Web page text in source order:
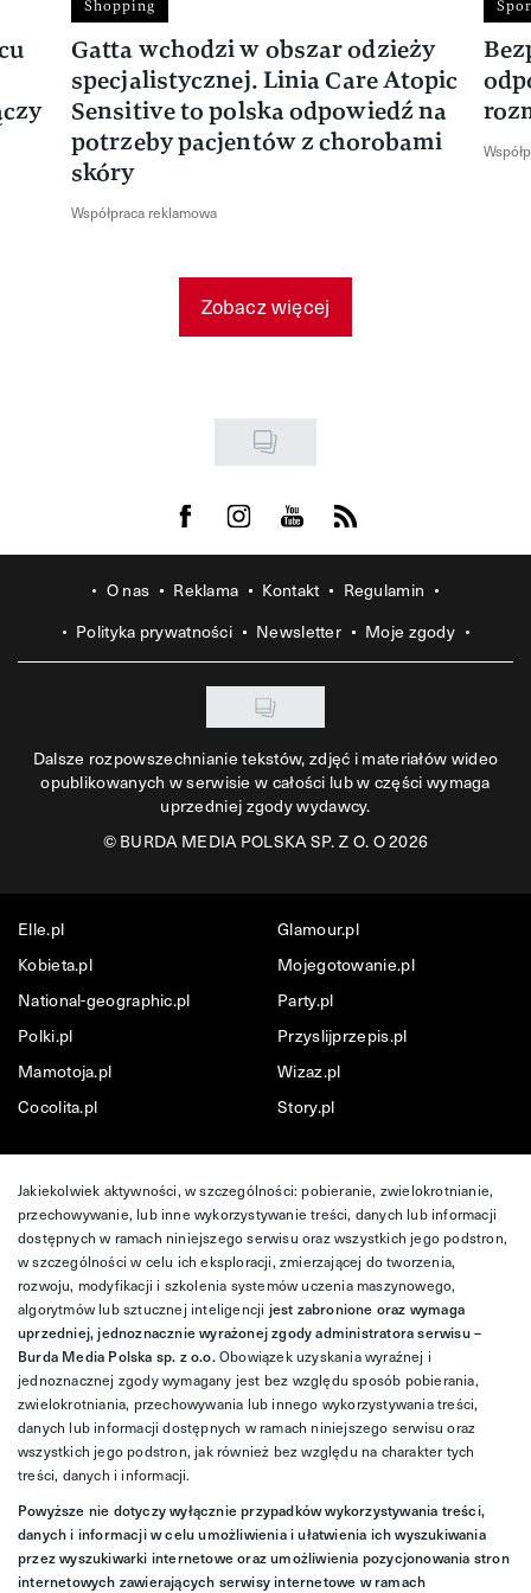
Shopping
Gatta wchodzi w obszar odzieży
specjalistycznej. Linia Care Atopic
Sensitive to polska odpowiedź na
potrzeby pacjentów z chorobami
skóry
Współpraca reklamowa
Zobacz więcej
Visit us on Facebook
Visit us on Instagram
Visit us on Youtube
Visit us on Rss
O nas Reklama Kontakt
Regulamin
Polityka prywatności
Newsletter Moje zgody
Dalsze rozpowszechnianie tekstów, zdjęć i materiałów wideo
opublikowanych w serwisie w całości lub w części wymaga
uprzedniej zgody wydawcy.
©BURDA MEDIA POLSKA SP. Z O. O 2026
Elle.pl
Glamour.pl
Kobieta.pl
Mojegotowanie.pl
National-geographic.pl
Party.pl
Polki.pl
Przyslijprzepis.pl
Mamotoja.pl
Wizaz.pl
Cocolita.pl
Story.pl
Jakiekolwiek aktywności, w szczególności: pobieranie, zwielokrotnianie,
przechowywanie, lub inne wykorzystywanie treści, danych lub informacji
dostępnych w ramach niniejszego serwisu oraz wszystkich jego podstron,
w szczególności w celu ich eksploracji, zmierzającej do tworzenia,
rozwoju, modyfikacji i szkolenia systemów uczenia maszynowego,
algorytmów lub sztucznej inteligencji jest zabronione oraz wymaga
uprzedniej, jednoznacznie wyrażonej zgody administratora serwisu –
Burda Media Polska sp. z o.o.Obowiązek uzyskania wyraźnej i
jednoznacznej zgody wymagany jest bez względu sposób pobierania,
zwielokrotniania, przechowywania lub innego wykorzystywania treści,
danych lub informacji dostępnych w ramach niniejszego serwisu oraz
wszystkich jego podstron, jak również bez względu na charakter tych
treści, danych i informacji.
Powyższe nie dotyczy wyłącznie przypadków wykorzystywania treści,
danych i informacji w celu umożliwienia i ułatwienia ich wyszukiwania
przez wyszukiwarki internetowe oraz umożliwienia pozycjonowania stron
internetowych zawierających serwisy internetowe w ramach